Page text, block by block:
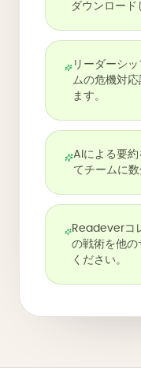
ダウンロード
リーダーシッ
ムの危機対
ます。
AIによる要
てチームに数
Readeverコ
の戦術を他の
ください。